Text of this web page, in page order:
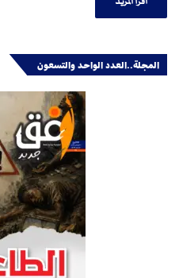
المجلة..العدد الواحد والتسعون